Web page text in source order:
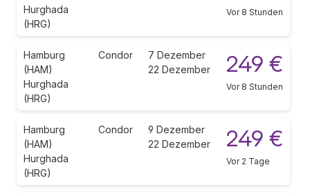
Hurghada
(HRG)
Vor 8 Stunden
Hamburg
(HAM)
Hurghada
(HRG)
Condor
7 Dezember
22 Dezember
249 €
Vor 8 Stunden
Hamburg
(HAM)
Hurghada
(HRG)
Condor
9 Dezember
22 Dezember
249 €
Vor 2 Tage